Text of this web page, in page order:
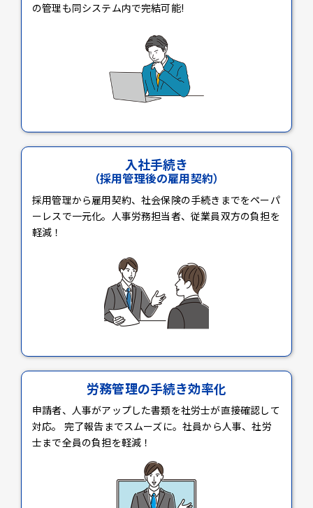
の管理も同システム内で完結可能!
入社手続き
（採用管理後の雇用契約）
採用管理から雇用契約、社会保険の手続きまでをペーパ
ーレスで一元化。人事労務担当者、従業員双方の負担を
軽減！
労務管理の手続き効率化
申請者、人事がアップした書類を社労士が直接確認して
対応。 完了報告までスムーズに。社員から人事、社労
士まで全員の負担を軽減！